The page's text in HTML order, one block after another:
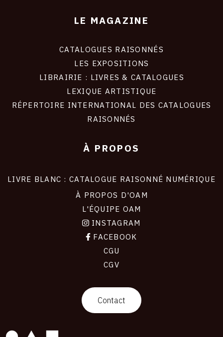
LE MAGAZINE
CATALOGUES RAISONNÉS
LES EXPOSITIONS
LIBRAIRIE : LIVRES & CATALOGUES
LEXIQUE ARTISTIQUE
RÉPERTOIRE INTERNATIONAL DES CATALOGUES
RAISONNÉS
À PROPOS
LIVRE BLANC : CATALOGUE RAISONNÉ NUMÉRIQUE
À PROPOS D'OAM
L'ÉQUIPE OAM
INSTAGRAM
FACEBOOK
CGU
CGV
Contact